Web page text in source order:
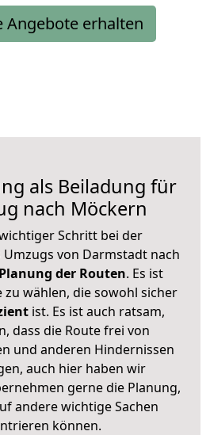
Angebote erhalten
als Beiladung für
nach Möckern
Schritt bei der
von Darmstadt nach
der Routen. Es ist
zu wählen, die sowohl sicher
ist. Es ist auch ratsam,
dass die Route frei von
und anderen Hindernissen
auch hier haben wir
gerne die Planung,
andere wichtige Sachen
können.